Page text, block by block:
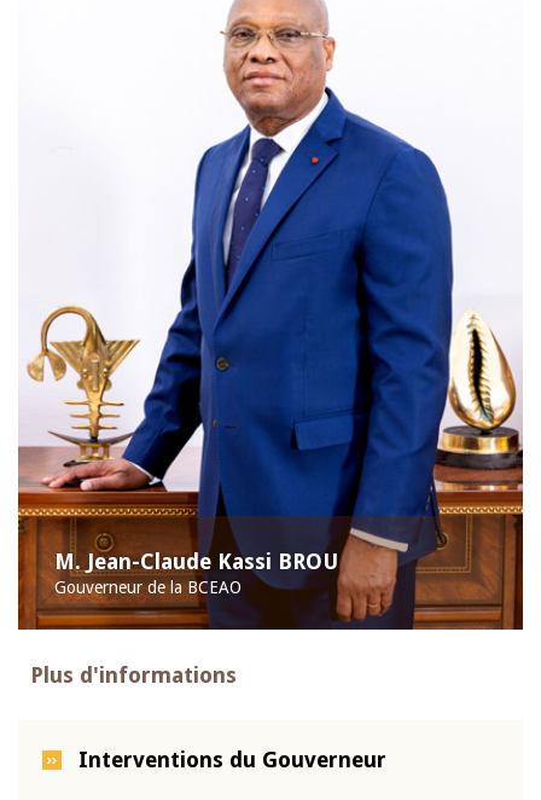
M. Jean-Claude Kassi BROU
Gouverneur de la BCEAO
Plus d'informations
Interventions du Gouverneur